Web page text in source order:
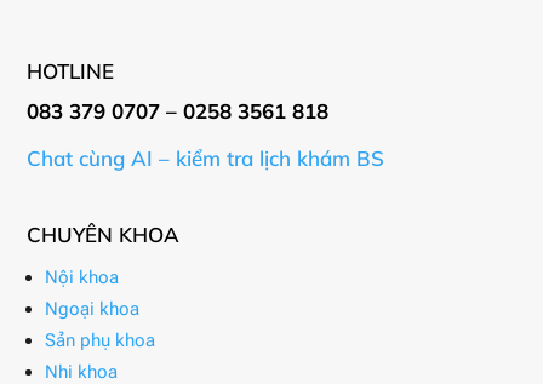
HOTLINE
083 379 0707 – 0258 3561 818
Chat cùng AI – kiểm tra lịch khám BS
CHUYÊN KHOA
Nội khoa
Ngoại khoa
Sản phụ khoa
Nhi khoa